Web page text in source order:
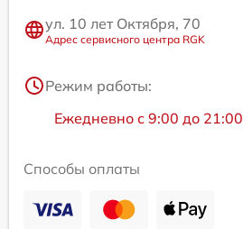
ул. 10 лет Октября, 70
Адрес сервисного центра RGK
Режим работы:
Ежедневно с 9:00 до 21:00
Способы оплаты